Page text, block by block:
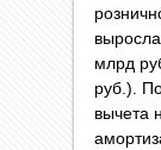
млрд
руб.).
вычета